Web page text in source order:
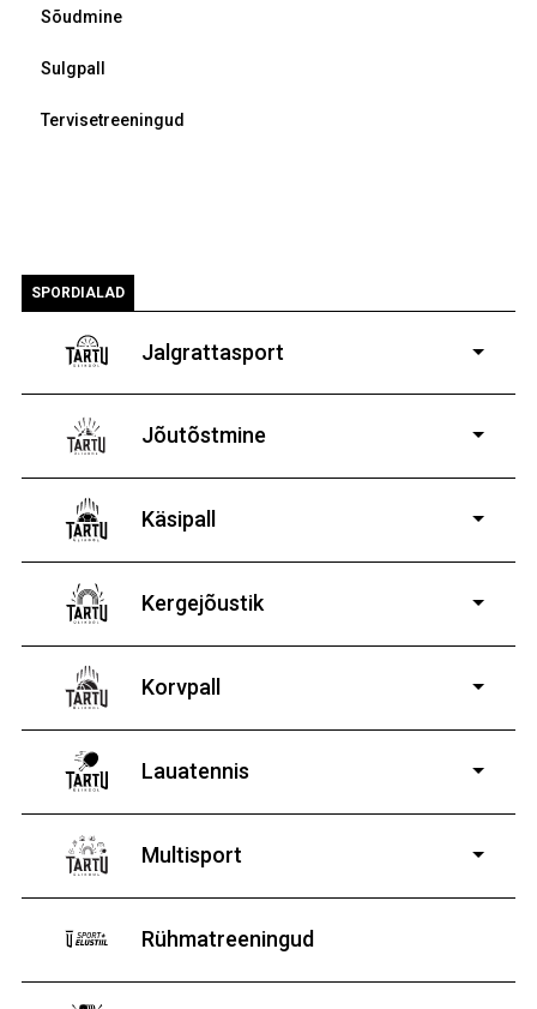
Sõudmine
Sulgpall
Tervisetreeningud
SPORDIALAD
Jalgrattasport
vanematele poistele ja tüdrukutele
Jõutõstmine
poistele ja tüdrukutele
Käsipall
Kergejõustik
Korvpall
Lauatennis
poistele ja tüdrukutele
Multisport
Rühmatreeningud